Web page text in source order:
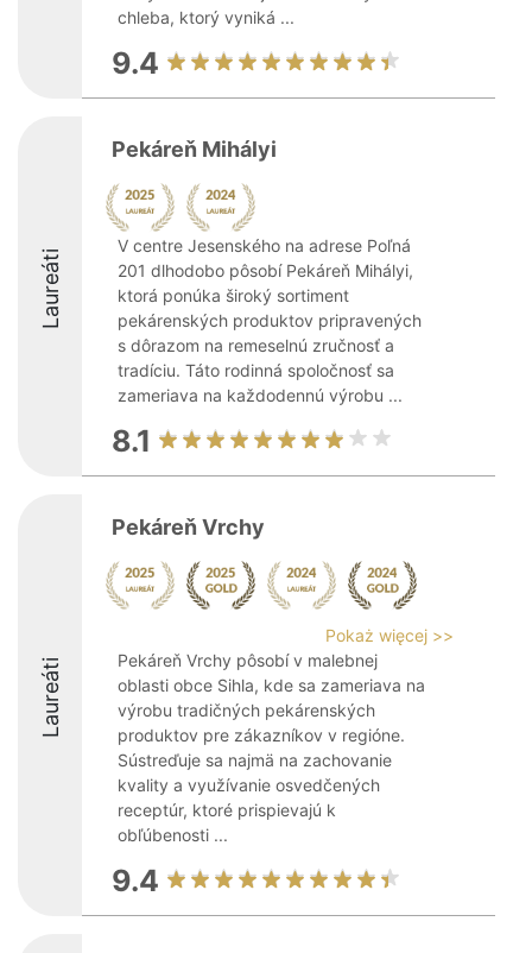
chleba, ktorý vyniká ...
9.4
Laureáti
Pekáreň Mihályi
V centre Jesenského na adrese Poľná
201 dlhodobo pôsobí Pekáreň Mihályi,
ktorá ponúka široký sortiment
pekárenských produktov pripravených
s dôrazom na remeselnú zručnosť a
tradíciu. Táto rodinná spoločnosť sa
zameriava na každodennú výrobu ...
8.1
Laureáti
Pekáreň Vrchy
Pokaż więcej >>
Pekáreň Vrchy pôsobí v malebnej
oblasti obce Sihla, kde sa zameriava na
výrobu tradičných pekárenských
produktov pre zákazníkov v regióne.
Sústreďuje sa najmä na zachovanie
kvality a využívanie osvedčených
receptúr, ktoré prispievajú k
obľúbenosti ...
9.4